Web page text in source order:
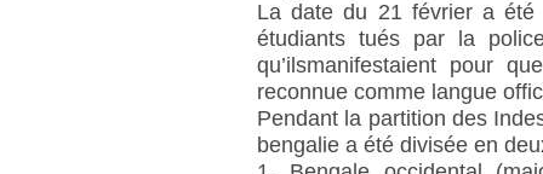
La date du 21 février a été
étudiants tués par la
qu’ilsmanifestaient pour
reconnue comme langue
Pendant la partition des
bengalie a été divisée en